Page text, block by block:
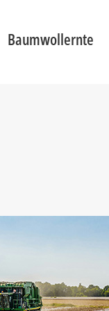
Baumwollernte